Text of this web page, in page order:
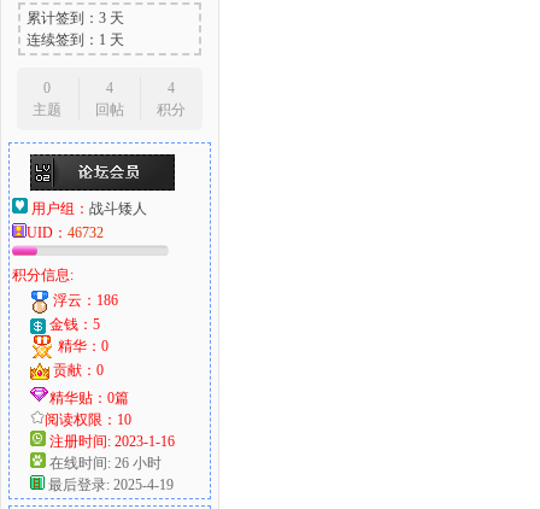
累计签到：3 天
连续签到：1 天
0
主题
4
回帖
4
积分
用户组： 战斗矮人
UID： 46732
积分信息:
浮云：186
金钱：5
精华：0
贡献：0
精华贴：0篇
阅读权限：10
注册时间: 2023-1-16
在线时间: 26 小时
最后登录: 2025-4-19